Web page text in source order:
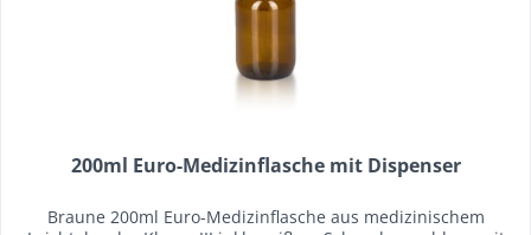
200ml Euro-Medizinflasche mit Dispenser
Braune 200ml Euro-Medizinflasche aus medizinischem